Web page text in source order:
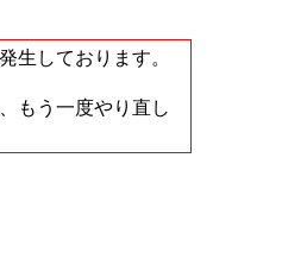
生しております。
もう一度やり直し